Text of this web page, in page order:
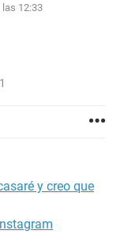
las 12:33
y creo que